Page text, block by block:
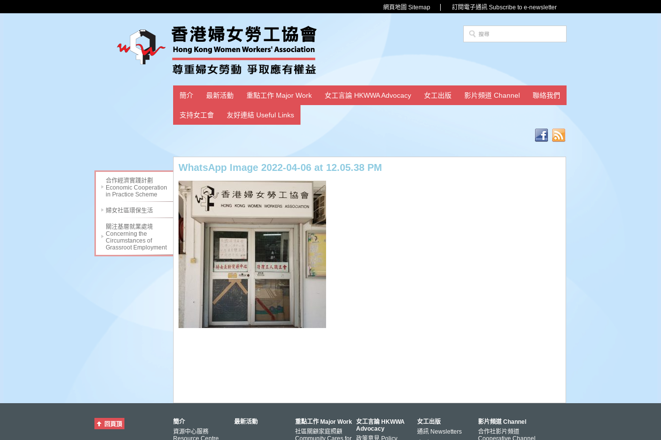
網頁地圖 Sitemap 訂閱電子通訊 Subscribe to e-newsletter
簡介 最新活動 重點工作 Major Work 女工言論 HKWWA Advocacy 女工出版 影片頻道 Channel 聯絡我們
支持女工會 友好連結 Useful Links
合作經濟實踐計劃
Economic Cooperation
in Practice Scheme
婦女社區環保生活
關注基層就業處境
Concerning the
Circumstances of
Grassroot Employment
WhatsApp Image 2022-04-06 at 12.05.38 PM
回頁頂
簡介
資源中心服務
Resource Centre
最新活動
重點工作 Major Work
社區關顧家庭照顧
Community Cares for
女工言論 HKWWA
Advocacy
政策意見 Policy
女工出版
通訊 Newsletters
影片頻道 Channel
合作社影片頻道
Cooperative Channel